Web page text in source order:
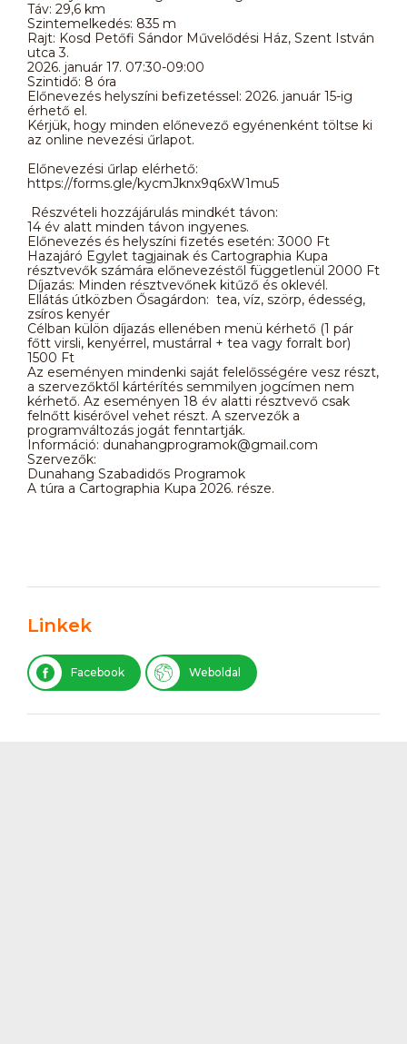
Táv: 29,6 km
Szintemelkedés: 835 m
Rajt: Kosd Petőfi Sándor Művelődési Ház, Szent István
utca 3.
2026. január 17. 07:30-09:00
Szintidő: 8 óra
Előnevezés helyszíni befizetéssel: 2026. január 15-ig
érhető el.
Kérjük, hogy minden előnevező egyénenként töltse ki
az online nevezési űrlapot.
Előnevezési űrlap elérhető:
https://forms.gle/kycmJknx9q6xW1mu5
Részvételi hozzájárulás mindkét távon:
14 év alatt minden távon ingyenes.
Előnevezés és helyszíni fizetés esetén: 3000 Ft
Hazajáró Egylet tagjainak és Cartographia Kupa
résztvevők számára előnevezéstől függetlenül 2000 Ft
Díjazás: Minden résztvevőnek kitűző és oklevél.
Ellátás útközben Ősagárdon: tea, víz, szörp, édesség,
zsíros kenyér
Célban külön díjazás ellenében menü kérhető (1 pár
főtt virsli, kenyérrel, mustárral + tea vagy forralt bor)
1500 Ft
Az eseményen mindenki saját felelősségére vesz részt,
a szervezőktől kártérítés semmilyen jogcímen nem
kérhető. Az eseményen 18 év alatti résztvevő csak
felnőtt kisérővel vehet részt. A szervezők a
programváltozás jogát fenntartják.
Információ: dunahangprogramok@gmail.com
Szervezők:
Dunahang Szabadidős Programok
A túra a Cartographia Kupa 2026. része.
Linkek
Facebook Weboldal